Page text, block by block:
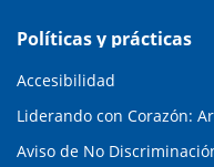
Políticas y prácticas
Accesibilidad
Liderando con Corazón:
Aviso de No